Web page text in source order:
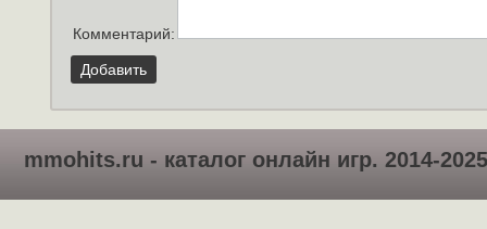
Комментарий:
Добавить
mmohits.ru - каталог онлайн игр. 2014-2025